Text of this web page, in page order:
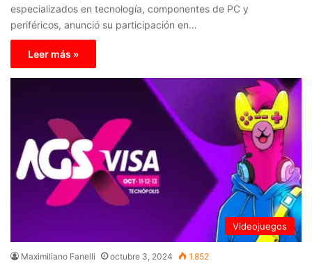
especializados en tecnología, componentes de PC y
periféricos, anunció su participación en…
Leer más »
Videojuegos
Maximiliano Fanelli octubre 3, 2024 1.852